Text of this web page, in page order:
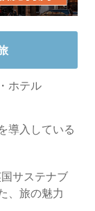
ホテル
導入している
、旅の魅力